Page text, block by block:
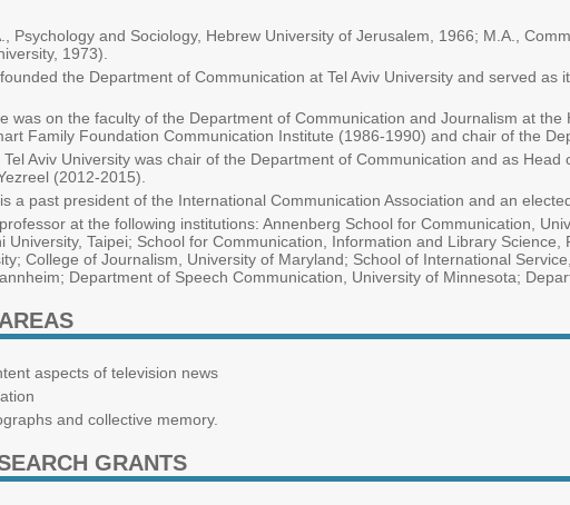
Psychology and Sociology, Hebrew University of Jerusalem, 1966; M.A.,
1973).
the Department of Communication at Tel Aviv University and served
was on the faculty of the Department of Communication and Journalism at
Family Foundation Communication Institute (1986-1990) and chair of the
Aviv University was chair of the Department of Communication and as
(2012-2015).
a past president of the International Communication Association and an
at the following institutions: Annenberg School for Communication,
University, Taipei; School for Communication, Information and Library
College of Journalism, University of Maryland; School of International
Department of Speech Communication, University of Minnesota;
aspects of television news
and collective memory.
GRANTS